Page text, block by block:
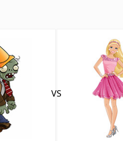
VS